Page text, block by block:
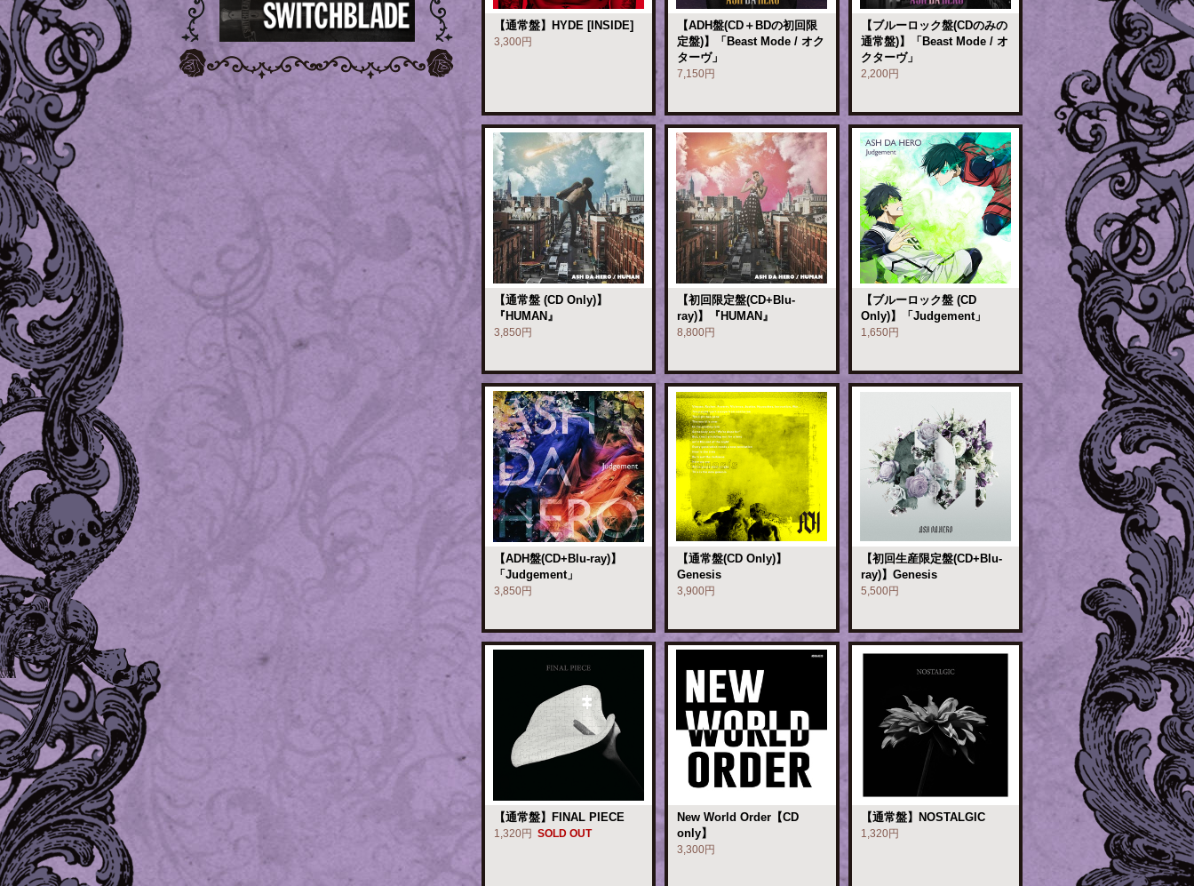
【通常盤】HYDE [INSIDE]
3,300円
【ADH盤(CD＋BDの初回限
定盤)】「Beast Mode / オク
ターヴ」
7,150円
【ブルーロック盤(CDのみの
通常盤)】「Beast Mode / オ
クターヴ」
2,200円
【通常盤 (CD Only)】
『HUMAN』
3,850円
【初回限定盤(CD+Blu-
ray)】『HUMAN』
8,800円
【ブルーロック盤 (CD
Only)】「Judgement」
1,650円
【ADH盤(CD+Blu-ray)】
「Judgement」
3,850円
【通常盤(CD Only)】
Genesis
3,900円
【初回生産限定盤(CD+Blu-
ray)】Genesis
5,500円
【通常盤】FINAL PIECE
1,320円 SOLD OUT
New World Order【CD
only】
3,300円
【通常盤】NOSTALGIC
1,320円